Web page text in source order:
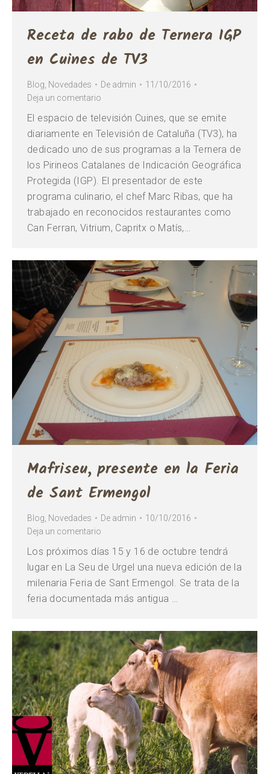
Receta de rabo de Ternera IGP
en Cuines de TV3
Blog, Novedades De admin
11/10/2016
Deja un comentario
El espacio de televisión Cuines, que se emite
diariamente en Televisión de Cataluña (TV3), ha
dedicado uno de sus programas a la Ternera de
los Pirineos Catalanes de Indicación Geográfica
Protegida (IGP). El presentador de este
programa culinario, el chef Marc Ribas, que ha
trabajado en reconocidos restaurantes como
Can Ferran, Vitrium, Capritx o Matís,…
Mafriseu, presente en la Feria
de Sant Ermengol
Blog Novedades De admin
10/10/2016
Deja un comentario
Los próximos días 15 y 16 de octubre tendrá
lugar en La Seu de Urgel una nueva edición de la
milenaria Feria de Sant Ermengol. Se trata de la
feria documentada más antigua …